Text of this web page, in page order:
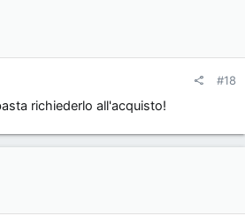
#18
richiederlo all'acquisto!